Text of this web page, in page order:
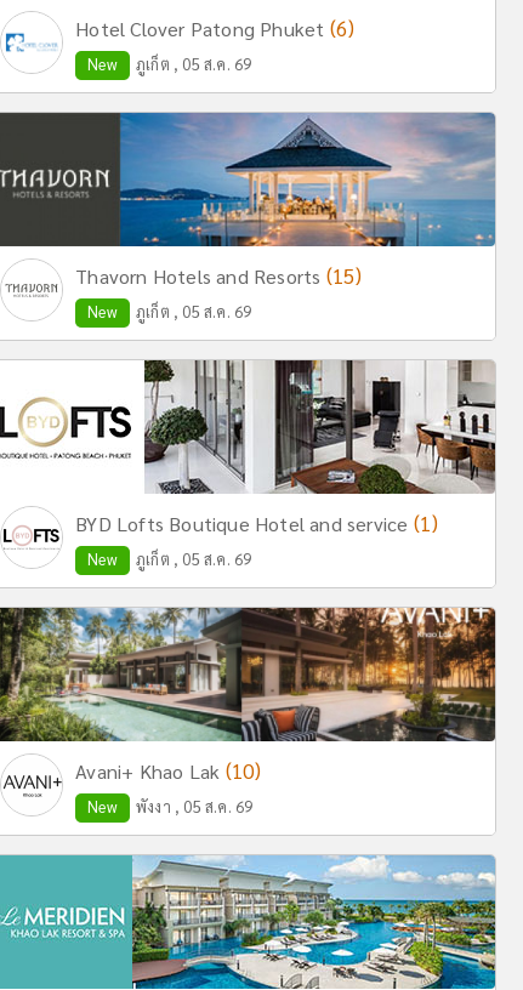
Hotel Clover Patong Phuket (6)
New ภูเก็ต , 05 ส.ค. 69
Thavorn Hotels and Resorts (15)
New ภูเก็ต , 05 ส.ค. 69
BYD Lofts Boutique Hotel and service (1)
New ภูเก็ต , 05 ส.ค. 69
Avani+ Khao Lak (10)
New พังงา , 05 ส.ค. 69